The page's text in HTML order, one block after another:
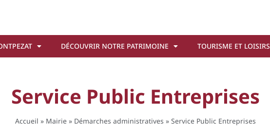
DÉCOUVRIR NOTRE PATRIMOINE TOURISME ET LOISIRS
Service Public Entreprises
Accueil » Mairie » Démarches administratives » Service Public Entreprises